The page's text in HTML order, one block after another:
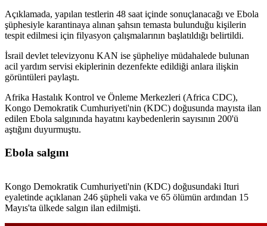
Açıklamada, yapılan testlerin 48 saat içinde sonuçlanacağı ve Ebola
şüphesiyle karantinaya alınan şahsın temasta bulunduğu kişilerin
tespit edilmesi için filyasyon çalışmalarının başlatıldığı belirtildi.
İsrail devlet televizyonu KAN ise şüpheliye müdahalede bulunan
acil yardım servisi ekiplerinin dezenfekte edildiği anlara ilişkin
görüntüleri paylaştı.
Afrika Hastalık Kontrol ve Önleme Merkezleri (Africa CDC),
Kongo Demokratik Cumhuriyeti'nin (KDC) doğusunda mayısta ilan
edilen Ebola salgınında hayatını kaybedenlerin sayısının 200'ü
aştığını duyurmuştu.
Ebola salgını
Kongo Demokratik Cumhuriyeti'nin (KDC) doğusundaki Ituri
eyaletinde açıklanan 246 şüpheli vaka ve 65 ölümün ardından 15
Mayıs'ta ülkede salgın ilan edilmişti.